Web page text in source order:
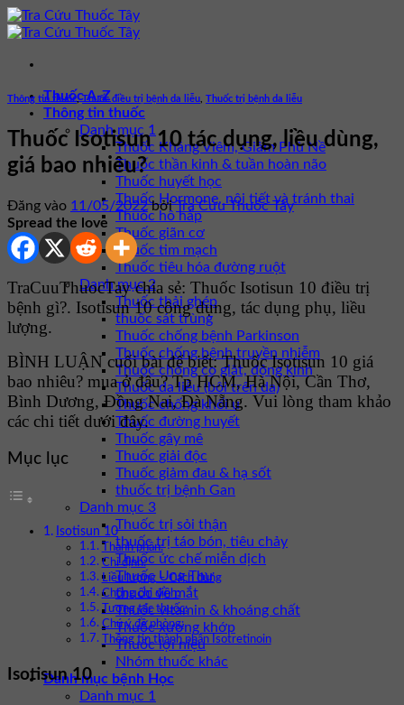
Bỏ
qua
dung
Thuốc A-Z
Thông tin thuốc
Danh mục 1
Thuốc Kháng Viêm, Giảm Phù Nề
Thuốc thần kinh & tuần hoàn não
Thuốc huyết học
Thuốc Hormone, nội tiết và tránh thai
Thuốc hô hấp
Thuốc giãn cơ
Thuốc tim mạch
Thuốc tiêu hóa đường ruột
Danh mục 2
Thuốc thải ghép
thuốc sát trùng
Thuốc chống bệnh Parkinson
Thuốc chống bệnh truyền nhiễm
Thuốc chống co giật, động kinh
Thuốc da liễu (bôi trên da)
Thuốc chống khối u
Thuốc đường huyết
Thuốc gây mê
Thuốc giải độc
Thuốc giảm đau & hạ sốt
thuốc trị bệnh Gan
Danh mục 3
Thuốc trị sỏi thận
thuốc trị táo bón, tiêu chảy
Thuốc ức chế miễn dịch
Thuốc Ung Thư
thuốc về mắt
Thuốc vitamin & khoáng chất
Thuốc xương khớp
Thuốc lợi niệu
Nhóm thuốc khác
Danh mục bệnh Học
Danh mục 1
Thông tin thuốc,Thuốc điều trị bệnh da liễu Thuốc trị bệnh da liễu
Thuốc Isotisun 10 tác dụng, liều dùng,
giá bao nhiêu?
Đăng vào 11/05/2022 bởiTra Cứu Thuốc Tây
Spread the love
TraCuuThuocTay chia sẻ: Thuốc Isotisun 10 điều trị
bệnh gì?. Isotisun 10 công dụng, tác dụng phụ, liều
lượng.
BÌNH LUẬN cuối bài để biết: Thuốc Isotisun 10 giá
bao nhiêu? mua ở đâu? Tp HCM, Hà Nội, Cần Thơ,
Bình Dương, Đồng Nai, Đà Nẵng. Vui lòng tham khảo
các chi tiết dưới đây.
Mục lục
Isotisun 10
Thành phần:
Chỉ định:
Liều lượng – Cách dùng
Chống chỉ định:
Tương tác thuốc:
Chú ý đề phòng:
Thông tin thành phần Isotretinoin
Isotisun 10